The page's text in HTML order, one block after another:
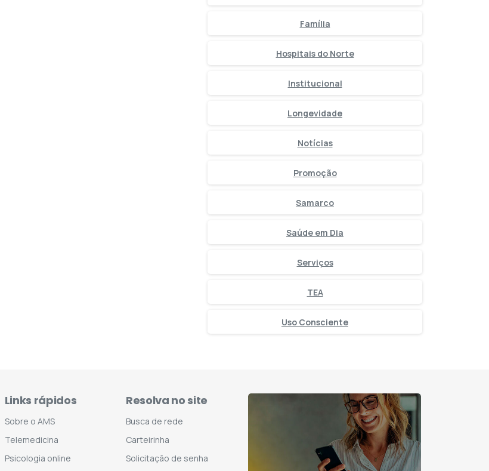
Família
Hospitais do Norte
Institucional
Longevidade
Notícias
Promoção
Samarco
Saúde em Dia
Serviços
TEA
Uso Consciente
Links rápidos
Sobre o AMS
Telemedicina
Psicologia online
Resolva no site
Busca de rede
Carteirinha
Solicitação de senha